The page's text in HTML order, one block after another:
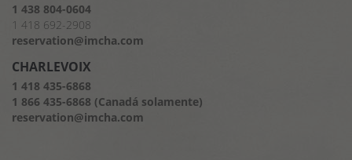
1 438 804-0604
1 418 692-2908
reservation@imcha.com
CHARLEVOIX
1 418 435-6868
1 866 435-6868 (Canadá solamente)
reservation@imcha.com